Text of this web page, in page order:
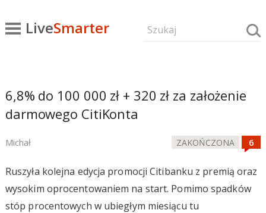
LiveSmarter
6,8% do 100 000 zł + 320 zł za założenie
darmowego CitiKonta
Michał ZAKOŃCZONA
Ruszyła kolejna edycja promocji Citibanku z premią oraz
wysokim oprocentowaniem na start. Pomimo spadków
stóp procentowych w ubiegłym miesiącu tu